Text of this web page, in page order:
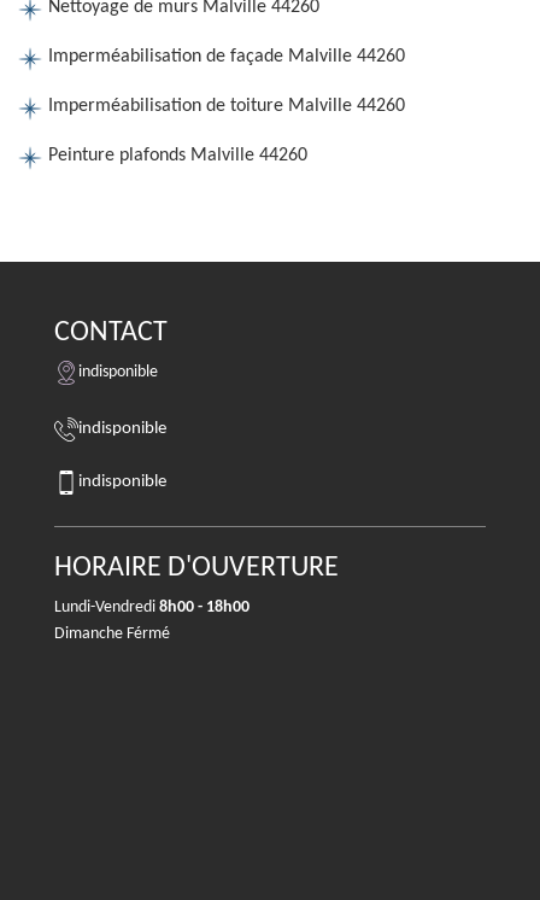
Nettoyage de murs Malville 44260
Imperméabilisation de façade Malville 44260
Imperméabilisation de toiture Malville 44260
Peinture plafonds Malville 44260
CONTACT
indisponible
indisponible
indisponible
HORAIRE D'OUVERTURE
Lundi-Vendredi 8h00 - 18h00
Dimanche Férmé